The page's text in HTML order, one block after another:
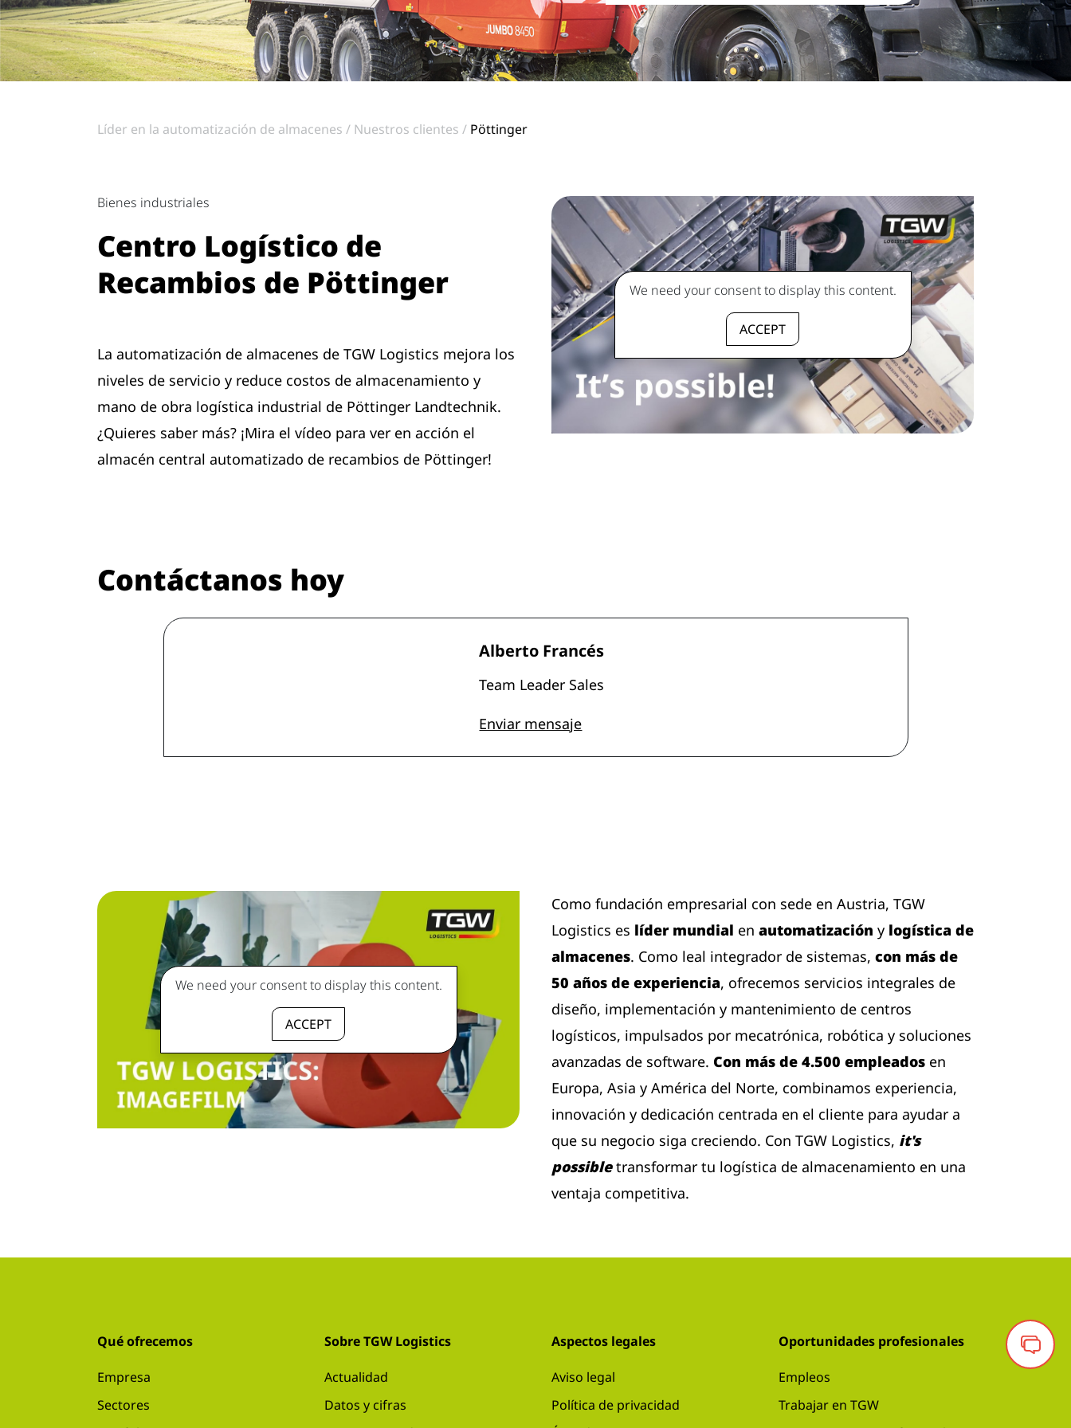
Líder en la automatización de almacenes Nuestros clientes Pöttinger
Bienes industriales
Centro Logístico de
Recambios de Pöttinger
La automatización de almacenes de TGW Logistics mejora los
niveles de servicio y reduce costos de almacenamiento y
mano de obra logística industrial de Pöttinger Landtechnik.
¿Quieres saber más? ¡Mira el vídeo para ver en acción el
almacén central automatizado de recambios de Pöttinger!
We need your consent to display this content.
ACCEPT
Contáctanos hoy
Alberto Francés
Team Leader Sales
Enviar mensaje
We need your consent to display this content.
ACCEPT
Como fundación empresarial con sede en Austria, TGW
Logistics es líder mundial en automatización y logística de
almacenes. Como leal integrador de sistemas, con más de
50 años de experiencia, ofrecemos servicios integrales de
diseño, implementación y mantenimiento de centros
logísticos, impulsados ​​por mecatrónica, robótica y soluciones
avanzadas de software. Con más de 4.500 empleados en
Europa, Asia y América del Norte, combinamos experiencia,
innovación y dedicación centrada en el cliente para ayudar a
que su negocio siga creciendo. Con TGW Logistics, it's
possibletransformar tu logística de almacenamiento en una
ventaja competitiva.
Qué ofrecemos
Empresa
Sectores
Sobre TGW Logistics
Actualidad
Datos y cifras
Aspectos legales
Aviso legal
Política de privacidad
Oportunidades profesionales
Empleos
Trabajar en TGW